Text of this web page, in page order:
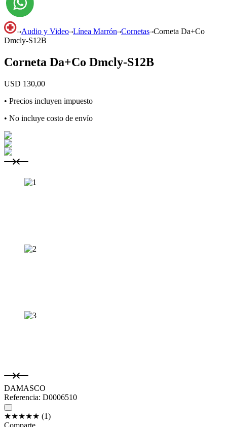
Audio y Video Línea Marrón Cornetas Corneta Da+Co
Dmcly-S12B
Corneta Da+Co Dmcly-S12B
USD 130,00
• Precios incluyen impuesto
• No incluye costo de envío
DAMASCO
Referencia: D0006510
★★★★★ (1)
Comparte